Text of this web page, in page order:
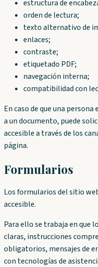
estructura de
orden de lectura;
texto alternativo de
enlaces;
contraste;
etiquetado PDF;
navegación interna;
compatibilidad con
En caso de que una
a un documento, puede
accesible a través de los
página.
Formularios
Los formularios del sitio
accesible.
Para ello se trabaja en que
claras, instrucciones
obligatorios, mensajes de
con tecnologías de